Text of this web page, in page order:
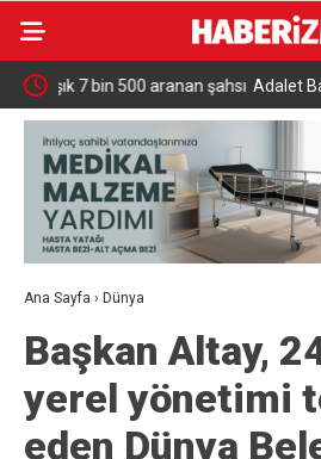
şahsı Adalet Bakanı Gürlek,
Başsavcısı Karakaya ile bir araya
Ana Sayfa › Dünya
Başkan Altay,
yerel yönetimi
eden Dünya